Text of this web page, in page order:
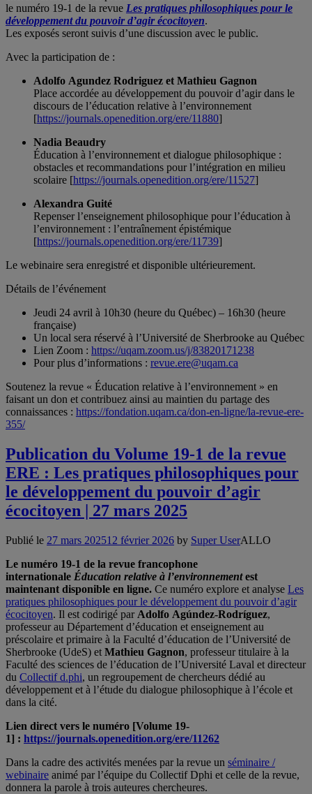
le numéro 19-1 de la revue Les pratiques philosophiques pour le
développement du pouvoir d’agir écocitoyen.
Les exposés seront suivis d’une discussion avec le public.
Avec la participation de :
Adolfo Agundez Rodriguez et Mathieu Gagnon
Place accordée au développement du pouvoir d’agir dans le
discours de l’éducation relative à l’environnement
[https://journals.openedition.org/ere/11880]
Nadia Beaudry
Éducation à l’environnement et dialogue philosophique :
obstacles et recommandations pour l’intégration en milieu
scolaire [https://journals.openedition.org/ere/11527]
Alexandra Guité
Repenser l’enseignement philosophique pour l’éducation à
l’environnement : l’entraînement épistémique
[https://journals.openedition.org/ere/11739]
Le webinaire sera enregistré et disponible ultérieurement.
Détails de l’événement
Jeudi 24 avril à 10h30 (heure du Québec) – 16h30 (heure
française)
Un local sera réservé à l’Université de Sherbrooke au Québec
Lien Zoom : https://uqam.zoom.us/j/83820171238
Pour plus d’informations : revue.ere@uqam.ca
Soutenez la revue « Éducation relative à l’environnement » en
faisant un don et contribuez ainsi au maintien du partage des
connaissances : https://fondation.uqam.ca/don-en-ligne/la-revue-ere-
355/
Publication du Volume 19-1 de la revue
ERE : Les pratiques philosophiques pour
le développement du pouvoir d’agir
écocitoyen | 27 mars 2025
Publié le 27 mars 202512 février 2026 by Super UserALLO
Le numéro 19-1 de la revue francophone
internationale Éducation relative à l’environnementest
maintenant disponible en ligne. Ce numéro explore et analyse Les
pratiques philosophiques pour le développement du pouvoir d’agir
écocitoyen. Il est codirigé par Adolfo Agúndez-Rodríguez,
professeur au Département d’éducation et enseignement au
préscolaire et primaire à la Faculté d’éducation de l’Université de
Sherbrooke (UdeS) et Mathieu Gagnon, professeur titulaire à la
Faculté des sciences de l’éducation de l’Université Laval et directeur
du Collectif d.phi, un regroupement de chercheurs dédié au
développement et à l’étude du dialogue philosophique à l’école et
dans la cité.
Lien direct vers le numéro [Volume 19-
1] : https://journals.openedition.org/ere/11262
Dans la cadre des activités menées par la revue un séminaire /
webinaire animé par l’équipe du Collectif Dphi et celle de la revue,
donnera la parole à trois auteures chercheures.